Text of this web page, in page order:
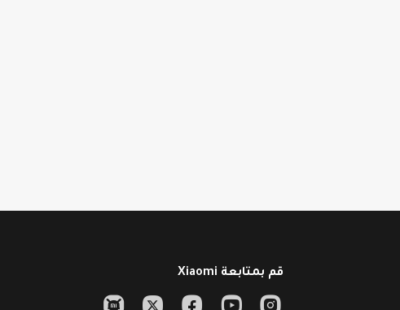
قم بمتابعة Xiaomi